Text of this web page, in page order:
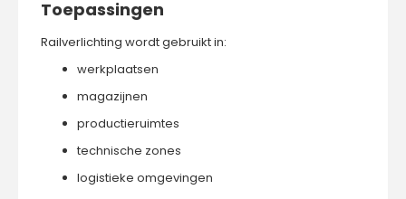
Toepassingen
Railverlichting wordt gebruikt in:
werkplaatsen
magazijnen
productieruimtes
technische zones
logistieke omgevingen